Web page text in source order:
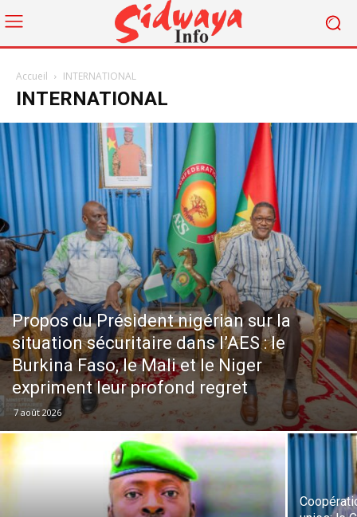
Accueil INTERNATIONAL
INTERNATIONAL
Propos du Président nigérian sur la
situation sécuritaire dans l’AES : le
Burkina Faso, le Mali et le Niger
expriment leur profond regret
7 août 2026